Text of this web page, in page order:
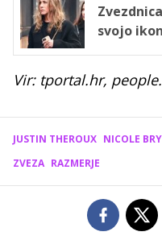
svojo
Vir: tportal.hr,
JUSTIN THEROUX NICOLE
ZVEZA RAZMERJE